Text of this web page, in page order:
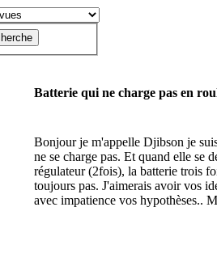
Batterie qui ne charge pas en
Bonjour je m'appelle Djibson je
ne se charge pas. Et quand elle se
régulateur (2fois), la batterie trois
toujours pas. J'aimerais avoir vos
avec impatience vos hypothèses..